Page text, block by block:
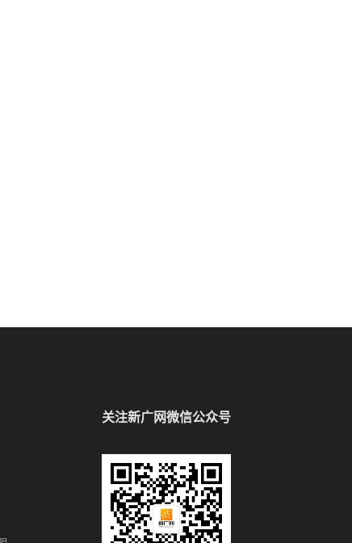
关注新广网微信公众号